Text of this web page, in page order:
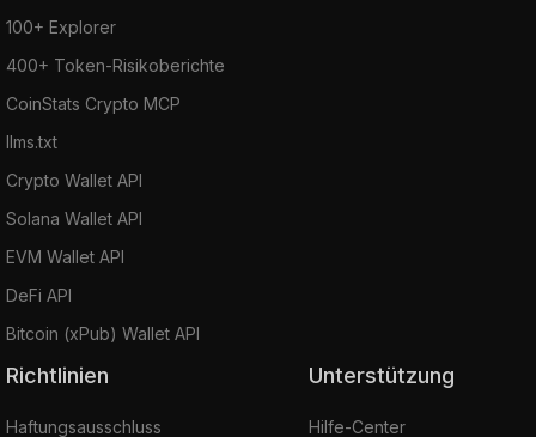
100+ Explorer
400+ Token-Risikoberichte
CoinStats Crypto MCP
llms.txt
Crypto Wallet API
Solana Wallet API
EVM Wallet API
DeFi API
Bitcoin (xPub) Wallet API
Richtlinien
Haftungsausschluss
Unterstützung
Hilfe-Center